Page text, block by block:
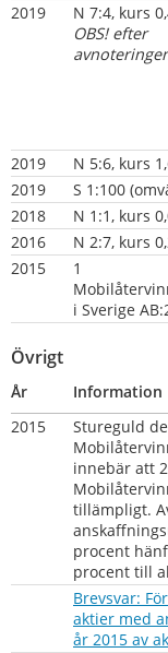
2019
OBS! efter
2019
N 5:6, kurs
2019
S 1:100
2018
N 1:1, kurs
2016
N 2:7, kurs
2015
1
i Sverige
Övrigt
År
Information
2015
Stureguld
innebär att
tillämpligt.
procent
procent till
Brevsvar:
aktier med
år 2015 av